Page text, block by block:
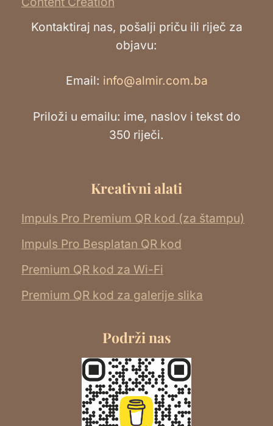
Kontaktiraj nas, pošalji priču ili riječ za
objavu:
Email: info@almir.com.ba
Priloži u emailu: ime, naslov i tekst do
350 riječi.
Kreativni alati
Impuls Pro Premium QR kod (za štampu)
Impuls Pro Besplatan QR kod
Premium QR kod za Wi-Fi
Premium QR kod za galerije slika
Podrži nas